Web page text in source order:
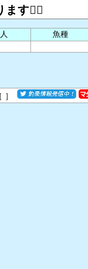
す🙇‍♂️
魚種
］